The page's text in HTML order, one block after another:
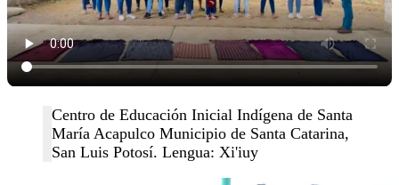
Centro de Educación Inicial Indígena de Santa
María Acapulco Municipio de Santa Catarina,
San Luis Potosí. Lengua: Xi'iuy